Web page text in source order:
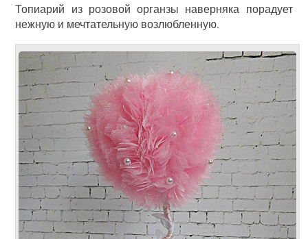
Топиарий из розовой органзы наверняка порадует
нежную и мечтательную возлюбленную.